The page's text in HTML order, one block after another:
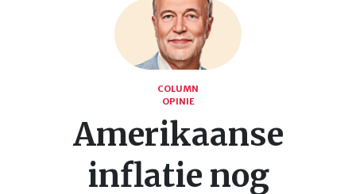
COLUMN
OPINIE
Amerikaanse
inflatie nog